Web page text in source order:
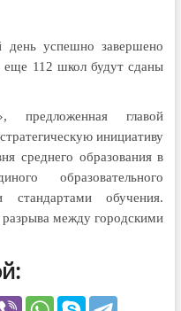
успешно завершено
еще 112 школ будут сданы
предложенная главой
инициативу
среднего образования в
образовательного
стандартами обучения.
между городскими